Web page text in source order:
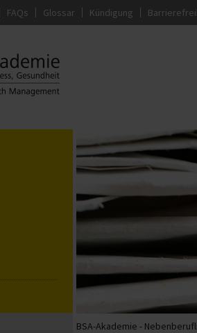
FAQs Glossar Kündigung
BSA-Akademie -